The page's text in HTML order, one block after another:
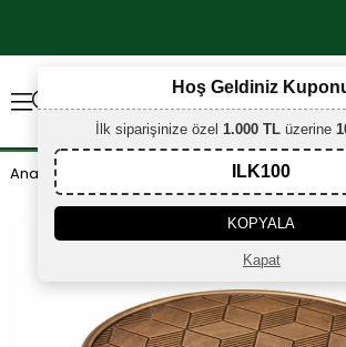
Hoş Geldiniz
İlk siparişinize özel 1.000 TLüzerine
ILK100
KOPYALA
Kapat
Anasayfa NIHAL 32 MM